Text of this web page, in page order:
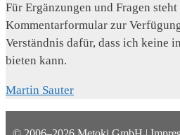
Für Ergänzungen und Fragen
Kommentarformular zur
Verständnis dafür, dass ich keine
bieten kann.
Martin Sauter